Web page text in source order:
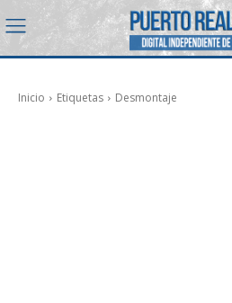
Inicio Etiquetas Desmontaje